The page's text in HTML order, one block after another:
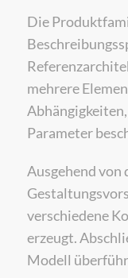
Die
mehrere
Parameter
Ausgehend von
verschiedene
erzeugt.
Modell